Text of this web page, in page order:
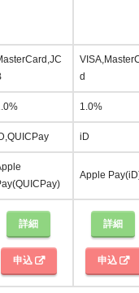
d
1.0%
iD
Apple
詳細
申込
詳細
申込